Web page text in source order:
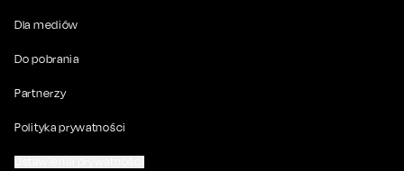
Dla mediów
Do pobrania
Partnerzy
Polityka prywatności